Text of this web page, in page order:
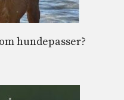
hundepasser?